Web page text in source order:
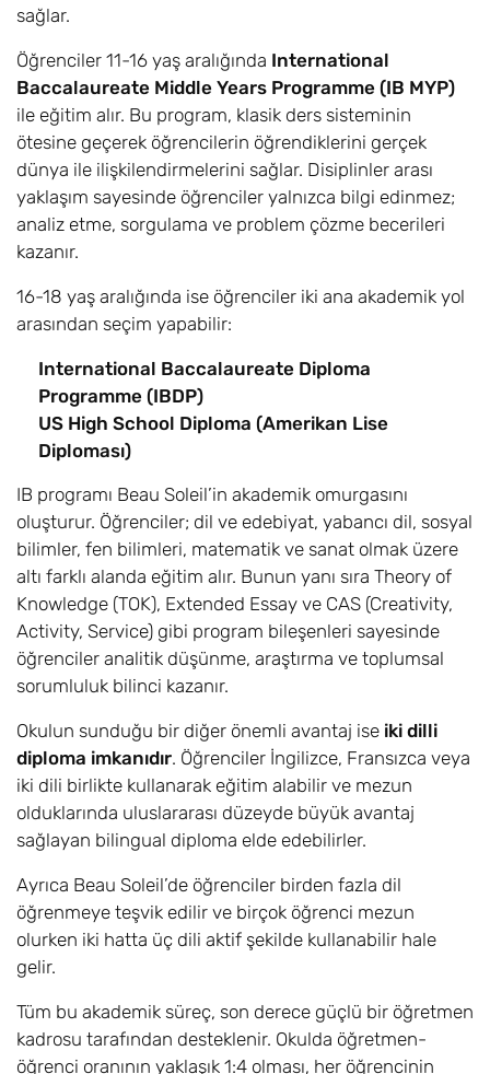
sağlar.
Öğrenciler 11-16 yaş aralığında International
Baccalaureate Middle Years Programme (IB MYP)
ile eğitim alır. Bu program, klasik ders sisteminin
ötesine geçerek öğrencilerin öğrendiklerini gerçek
dünya ile ilişkilendirmelerini sağlar. Disiplinler arası
yaklaşım sayesinde öğrenciler yalnızca bilgi edinmez;
analiz etme, sorgulama ve problem çözme becerileri
kazanır.
16-18 yaş aralığında ise öğrenciler iki ana akademik yol
arasından seçim yapabilir:
International Baccalaureate Diploma
Programme (IBDP)
US High School Diploma (Amerikan Lise
Diploması)
IB programı Beau Soleil’in akademik omurgasını
oluşturur. Öğrenciler; dil ve edebiyat, yabancı dil, sosyal
bilimler, fen bilimleri, matematik ve sanat olmak üzere
altı farklı alanda eğitim alır. Bunun yanı sıra Theory of
Knowledge (TOK), Extended Essay ve CAS (Creativity,
Activity, Service) gibi program bileşenleri sayesinde
öğrenciler analitik düşünme, araştırma ve toplumsal
sorumluluk bilinci kazanır.
Okulun sunduğu bir diğer önemli avantaj ise iki dilli
diploma imkanıdır. Öğrenciler İngilizce, Fransızca veya
iki dili birlikte kullanarak eğitim alabilir ve mezun
olduklarında uluslararası düzeyde büyük avantaj
sağlayan bilingual diploma elde edebilirler.
Ayrıca Beau Soleil’de öğrenciler birden fazla dil
öğrenmeye teşvik edilir ve birçok öğrenci mezun
olurken iki hatta üç dili aktif şekilde kullanabilir hale
gelir.
Tüm bu akademik süreç, son derece güçlü bir öğretmen
kadrosu tarafından desteklenir. Okulda öğretmen-
öğrenci oranının yaklaşık 1:4 olması, her öğrencinin